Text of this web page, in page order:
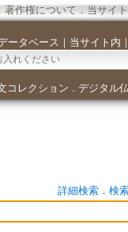
著作権について．当サイ
ータベース ｜ 当サイト内 ｜
コレクション ． デジタル
詳細検索． 検